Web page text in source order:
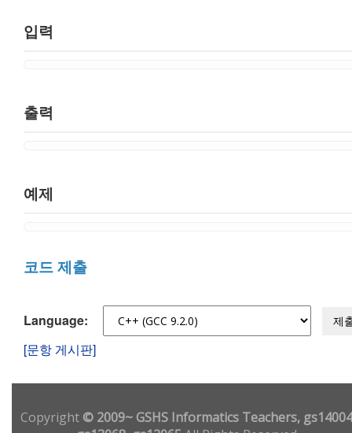
입력
출력
예제
코드 제출
Language: 제
[문항 게시판]
Copyright© 2009~ GSHS Informatics Teachers,